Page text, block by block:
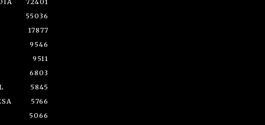
72401
55036
17877
9546
9511
6803
5845
5766
5066